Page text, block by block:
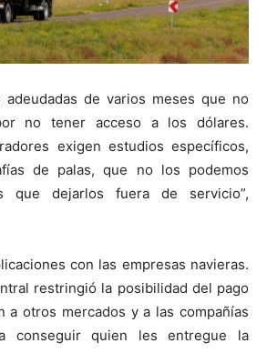
adeudadas de varios meses que no
no tener acceso a los dólares.
exigen estudios específicos,
de palas, que no los podemos
que dejarlos fuera de servicio”,
con las empresas navieras.
restringió la posibilidad del pago
a otros mercados y a las compañías
conseguir quien les entregue la